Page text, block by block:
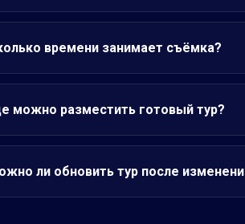
времени занимает съёмка?
можно разместить готовый тур?
ли обновить тур после